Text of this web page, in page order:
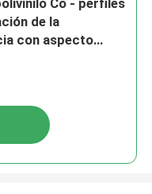
Co - perfiles
de la
con aspecto